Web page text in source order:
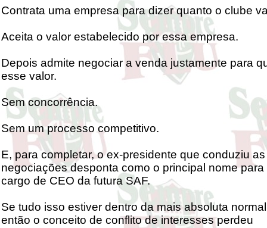
Contrata uma empresa para dizer quanto o clube
Aceita o valor estabelecido por essa empresa.
Depois admite negociar a venda justamente para
esse valor.
Sem concorrência.
Sem um processo competitivo.
E, para completar, o ex-presidente que conduziu
negociações desponta como o principal nome para
cargo de CEO da futura SAF.
Se tudo isso estiver dentro da mais absoluta
então o conceito de conflito de interesses perdeu